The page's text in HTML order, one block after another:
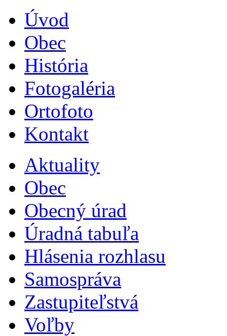
Úvod
Obec
História
Fotogaléria
Ortofoto
Kontakt
Aktuality
Obec
Obecný úrad
Úradná tabuľa
Hlásenia rozhlasu
Samospráva
Zastupiteľstvá
Voľby